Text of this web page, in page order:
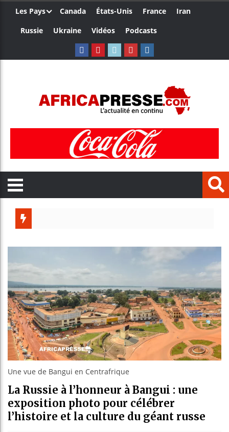
Les Pays Canada États-Unis France
Iran
Russie
Ukraine Vidéos Podcasts
Guinée
Bénin :
Une vue de Bangui en Centrafrique
La Russie à l’honneur à Bangui : une
exposition photo pour célébrer
l’histoire et la culture du géant russe